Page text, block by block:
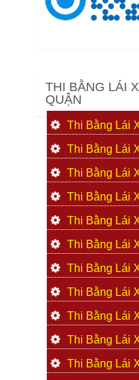
THI BẰNG LÁI
QUẬN
Thi Bằng Lái
Thi Bằng Lái
Thi Bằng Lái
Thi Bằng Lái
Thi Bằng Lái
Thi Bằng Lái
Thi Bằng Lái
Thi Bằng Lái
Thi Bằng Lái
Thi Bằng Lái
Thi Bằng Lái